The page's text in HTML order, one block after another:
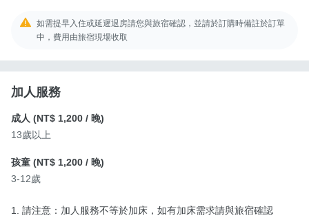
如需提早入住或延遲退房請您與旅宿確認，並請於訂購時備註於訂單
中，費用由旅宿現場收取
加人服務
成人 (NT$ 1,200 / 晚)
13歲以上
孩童 (NT$ 1,200 / 晚)
3-12歲
1. 請注意：加人服務不等於加床，如有加床需求請與旅宿確認